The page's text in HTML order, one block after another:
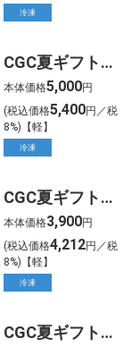
冷凍
CGC夏ギフト【1402】ハーゲンダッツ バー&アソートセット(9個)
本体価格5,000円
(税込価格5,400円／税
8%)【軽】
冷凍
CGC夏ギフト【1405】人気のアイスアソートギフト(12個)
本体価格3,900円
(税込価格4,212円／税
8%)【軽】
冷凍
CGC夏ギフト【1502】ゴディバ ラングドシャクッキーアソートメント(30枚)